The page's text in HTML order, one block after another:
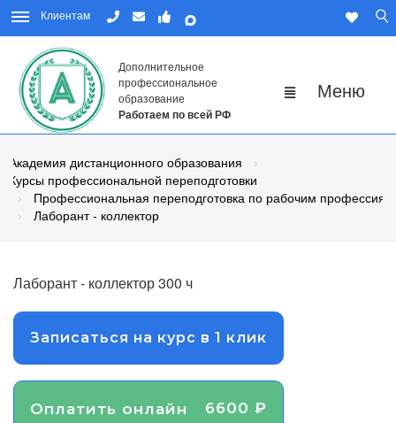
Клиентам
Дополнительное
профессиональное
образование
Работаем по всей РФ
Академия дистанционного образования
Курсы профессиональной переподготовки
Профессиональная переподготовка по рабочим профессиям
Лаборант - коллектор
Лаборант - коллектор 300 ч
Записаться на курс в 1 клик
Оплатить онлайн 6600 ₽